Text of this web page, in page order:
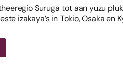
Suruga tot aan yuzu
izakaya’s in Tokio, Osaka en